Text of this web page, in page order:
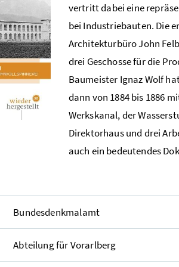
vertritt dabei eine
bei Industriebauten. Die
Architekturbüro John
drei Geschosse für die
Baumeister Ignaz Wolf
dann von 1884 bis 1886
Werkskanal, der
Direktorhaus und drei
auch ein bedeutendes
Bundesdenkmalamt
Abteilung für Vorarlberg